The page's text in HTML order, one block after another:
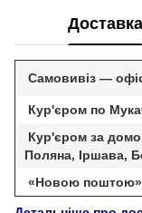
Доставка
Самовивіз —
Кур'єром по
Кур'єром за
Поляна, Іршава,
«Новою поштою»